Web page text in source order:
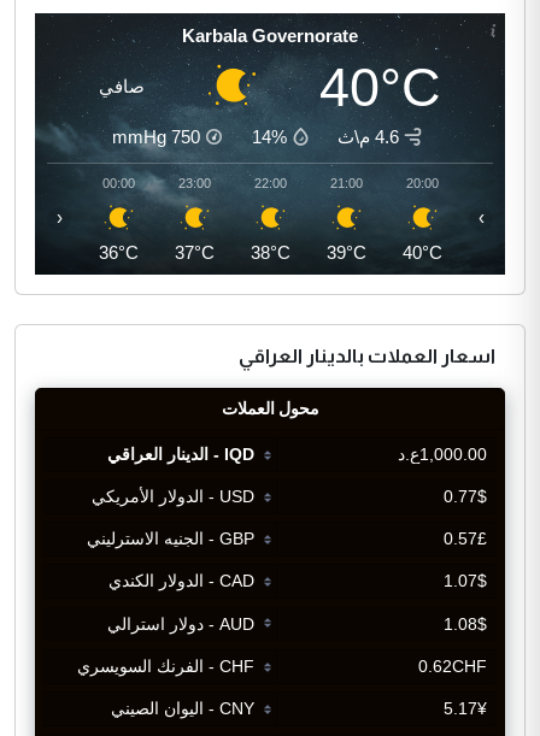
Karbala Governorate
40°C صافي
4.6 م\ث 14%
750
mmHg
20:00
40°C
21:00
39°C
22:00
38°C
23:00
37°C
00:00
36°C
‹ ›
اسعار العملات بالدينار العراقي